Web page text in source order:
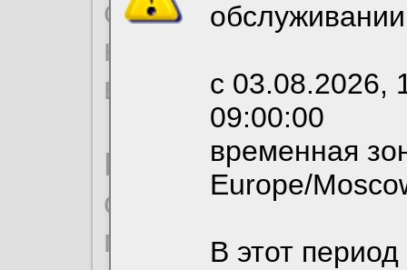
с 03.08.2026,
09:00:00
временная
Europe/
В этот
согласие на
необходимых для
вы можете
По
ознакомиться с
пользовательским